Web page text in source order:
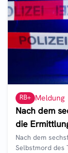
RB+ Meldung
Nach dem
die
Nach dem
Selbstmord des